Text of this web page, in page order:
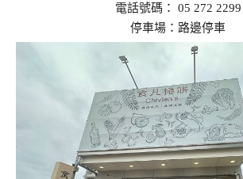
電話號碼： 05 272 2299
停車場：路邊停車